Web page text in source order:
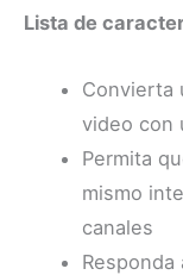
Lista de
Convierta
video con
Permita
mismo
canales